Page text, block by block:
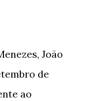
foi
“Ao
horário
João
de
ao